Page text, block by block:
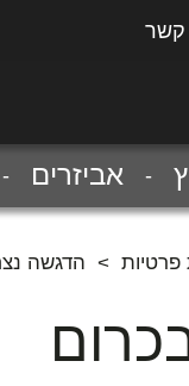
קשר
אביזרים
> הדגשה